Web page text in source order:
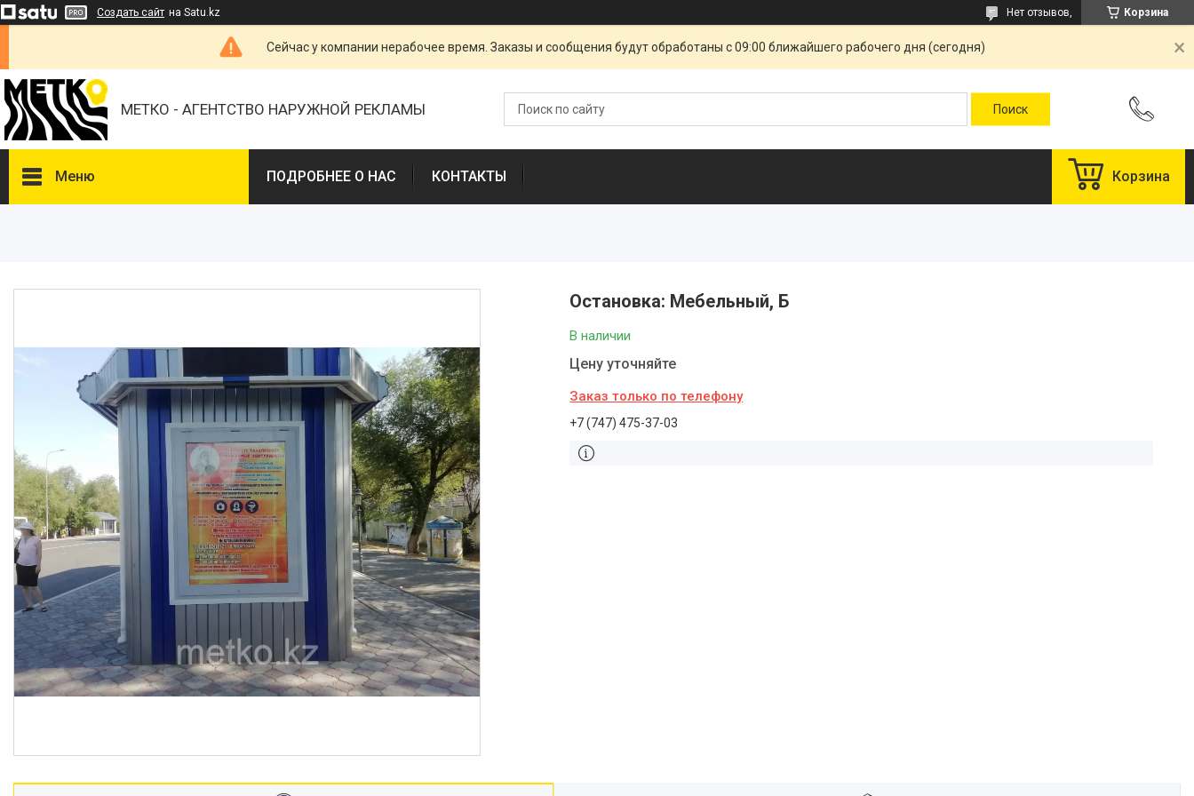
Создать сайт на Satu.kz Корзина
Нет отзывов,
Сейчас у компании нерабочее время. Заказы и сообщения будут обработаны с 09:00 ближайшего рабочего дня (сегодня)
МЕТКО - АГЕНТСТВО НАРУЖНОЙ РЕКЛАМЫ
Меню ПОДРОБНЕЕ О НАС КОНТАКТЫ Корзина
Остановка: Мебельный, Б
В наличии
Цену уточняйте
Заказ только по телефону
+7 (747) 475-37-03